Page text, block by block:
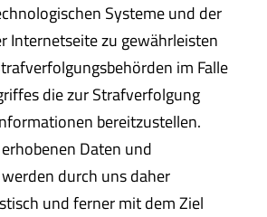
Systeme und der
Internetseite zu gewährleisten
im Falle
die zur Strafverfolgung
bereitzustellen.
Daten und
durch uns daher
und ferner mit dem Ziel